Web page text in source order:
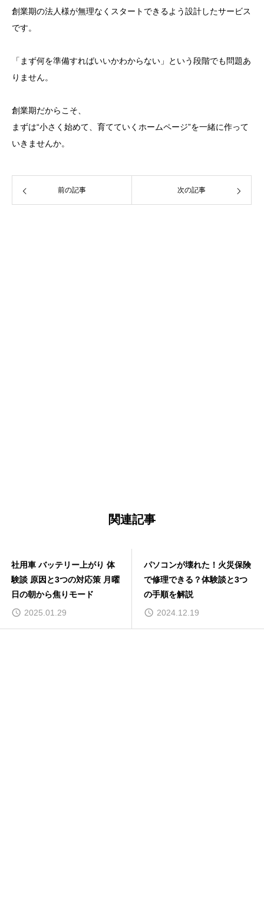
創業期の法人様が無理なくスタートできるよう設計したサービス
です。
「まず何を準備すればいいかわからない」という段階でも問題あ
りません。
創業期だからこそ、
まずは“小さく始めて、育てていくホームページ”を一緒に作って
いきませんか。
前の記事 次の記事
関連記事
社用車 バッテリー上がり 体
験談 原因と3つの対応策 月曜
日の朝から焦りモード
2025.01.29
パソコンが壊れた！火災保険
で修理できる？体験談と3つ
の手順を解説
2024.12.19